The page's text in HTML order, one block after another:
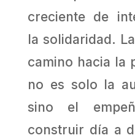
creciente de
la solidaridad.
camino hacia la
no es solo la
sino el
construir día a